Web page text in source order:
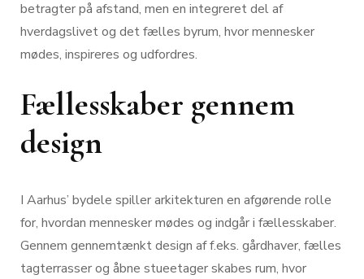
betragter på afstand, men en integreret del af
hverdagslivet og det fælles byrum, hvor mennesker
mødes, inspireres og udfordres.
Fællesskaber gennem
design
I Aarhus’ bydele spiller arkitekturen en afgørende rolle
for, hvordan mennesker mødes og indgår i fællesskaber.
Gennem gennemtænkt design af f.eks. gårdhaver, fælles
tagterrasser og åbne stueetager skabes rum, hvor